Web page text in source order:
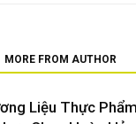
MORE FROM AUTHOR
Liệu Thực